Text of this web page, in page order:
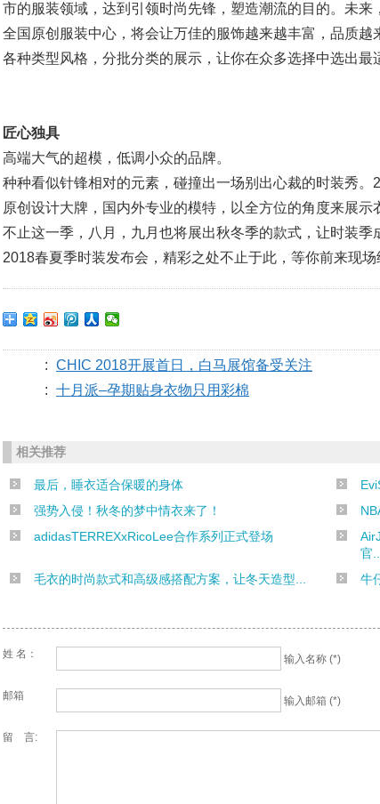
市的服装领域，达到引领时尚先锋，塑造潮流的目的。未
全国原创服装中心，将会让万佳的服饰越来越丰富，品质越
各种类型风格，分批分类的展示，让你在众多选择中选出最
匠心独具
高端大气的超模，低调小众的品牌。
种种看似针锋相对的元素，碰撞出一场别出心裁的时装秀
原创设计大牌，国内外专业的模特，以全方位的角度来展示
不止这一季，八月，九月也将展出秋冬季的款式，让时装季
2018春夏季时装发布会，精彩之处不止于此，等你前来现场
: CHIC 2018开展首日，白马展馆备受关注
: 十月派–孕期贴身衣物只用彩棉
相关推荐
最后，睡衣适合保暖的身体
强势入侵！秋冬的梦中情衣来了！
adidasTERREXxRicoLee合作系列正式登场
官...
毛衣的时尚款式和高级感搭配方案，让冬天造型...
牛
姓 名： 输入名称 (*)
邮箱 输入邮箱 (*)
留 言: